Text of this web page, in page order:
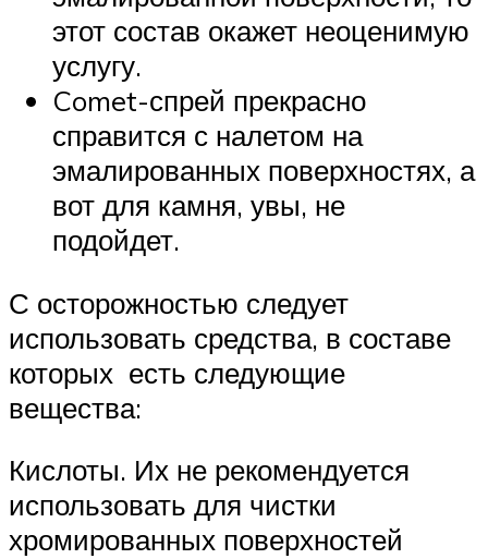
этот состав окажет неоценимую
услугу.
Comet-спрей прекрасно
справится с налетом на
эмалированных поверхностях, а
вот для камня, увы, не
подойдет.
С осторожностью следует
использовать средства, в составе
которых есть следующие
вещества:
Кислоты. Их не рекомендуется
использовать для чистки
хромированных поверхностей